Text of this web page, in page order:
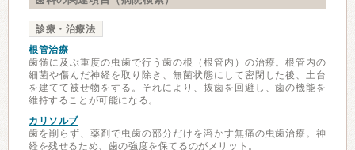
診療・治療法
根管治療
歯髄に及ぶ重度の虫歯で行う歯の根（根管内）の治療。根管内の
細菌や傷んだ神経を取り除き、無菌状態にして密閉した後、土台
を建てて被せ物をする。それにより、抜歯を回避し、歯の機能を
維持することが可能になる。
カリソルブ
歯を削らず、薬剤で虫歯の部分だけを溶かす無痛の虫歯治療。神
経を残せるため、歯の強度を保てるのがメリット。